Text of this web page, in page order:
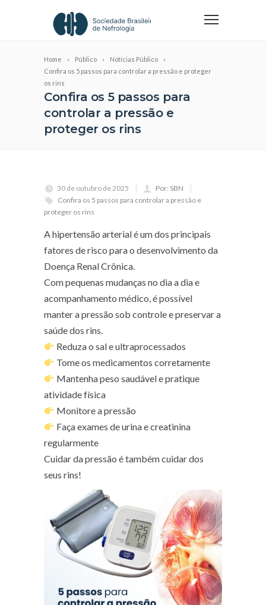
Home Público
Notícias Público
Confira os 5 passos para controlar a pressão e proteger
os rins
Confira os 5 passos para
controlar a pressão e
proteger os rins
30 de outubro de 2025
Por: SBN
Confira os 5 passos para controlar a pressão e
proteger os rins
A hipertensão arterial é um dos principais
fatores de risco para o desenvolvimento da
Doença Renal Crônica.
Com pequenas mudanças no dia a dia e
acompanhamento médico, é possível
manter a pressão sob controle e preservar a
saúde dos rins.
Reduza o sal e ultraprocessados
Tome os medicamentos corretamente
Mantenha peso saudável e pratique
atividade física
Monitore a pressão
Faça exames de urina e creatinina
regularmente
Cuidar da pressão é também cuidar dos
seus rins!